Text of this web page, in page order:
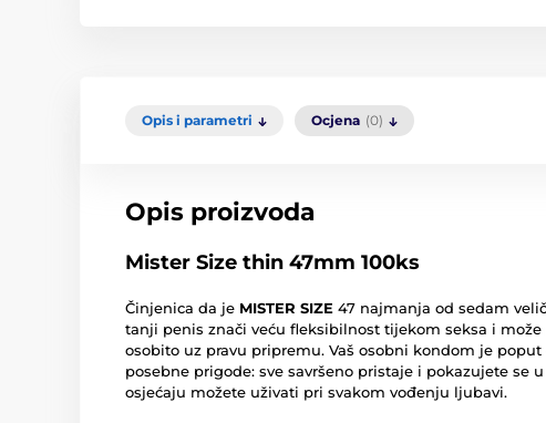
Opis i parametri Ocjena (0)
Opis proizvoda
Mister Size thin 47mm 100ks
Činjenica da je MISTER SIZE 47 najmanja od sedam
tanji penis znači veću fleksibilnost tijekom seksa i
osobito uz pravu pripremu. Vaš osobni kondom je
posebne prigode: sve savršeno pristaje i pokazujete se
osjećaju možete uživati pri svakom vođenju ljubavi.